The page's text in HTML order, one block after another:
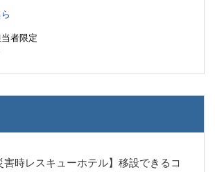
者限定
害時レスキューホテル】移設できるコ